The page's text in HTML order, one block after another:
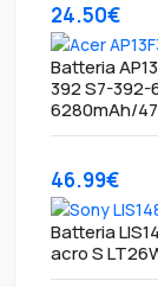
24.50€
Batteria
392 S7-392-
6280mAh/
46.99€
Batteria
acro S